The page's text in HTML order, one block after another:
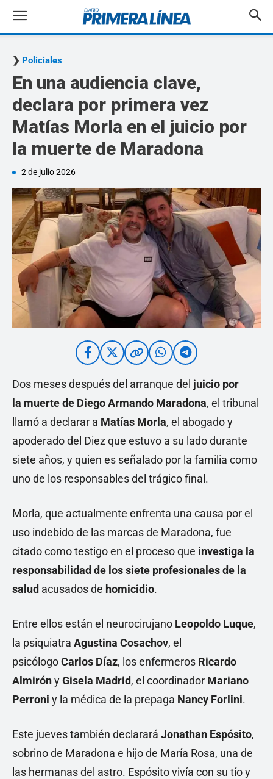
Policiales
En una audiencia clave,
declara por primera vez
Matías Morla en el juicio por
la muerte de Maradona
2 de julio 2026
Dos meses después del arranque del juicio por
la muerte de Diego Armando Maradona, el tribunal
llamó a declarar a Matías Morla, el abogado y
apoderado del Diez que estuvo a su lado durante
siete años, y quien es señalado por la familia como
uno de los responsables del trágico final.
Morla, que actualmente enfrenta una causa por el
uso indebido de las marcas de Maradona, fue
citado como testigo en el proceso que investiga la
responsabilidad de los siete profesionales de la
salud acusados de homicidio.
Entre ellos están el neurocirujano Leopoldo Luque,
la psiquiatra Agustina Cosachov, el
psicólogoCarlos Díaz, los enfermeros Ricardo
AlmirónyGisela Madrid, el coordinador Mariano
Perroni y la médica de la prepaga Nancy Forlini.
Este jueves también declarará Jonathan Espósito,
sobrino de Maradona e hijo de María Rosa, una de
las hermanas del astro. Espósito vivía con su tío y